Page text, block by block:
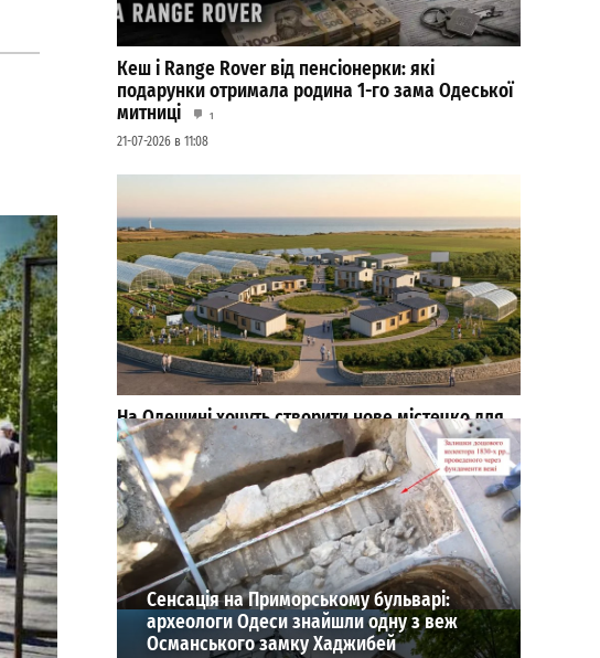
Кеш і Range Rover від пенсіонерки: які
подарунки отримала родина 1-го зама Одеської
митниці
1
21-07-2026 в 11:08
На Одещині хочуть створити нове містечко для
переселенців: що там буде
1
27-07-2026 в 19:31
ВИБІР РЕДАКЦІЇ
Сенсація на Приморському бульварі:
археологи Одеси знайшли одну з веж
Османського замку Хаджибей